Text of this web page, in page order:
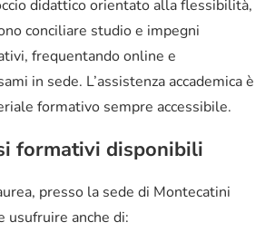
didattico orientato alla flessibilità,
conciliare studio e impegni
frequentando online e
in sede. L’assistenza accademica è
formativo sempre accessibile.
formativi disponibili
presso la sede di Montecatini
usufruire anche di: